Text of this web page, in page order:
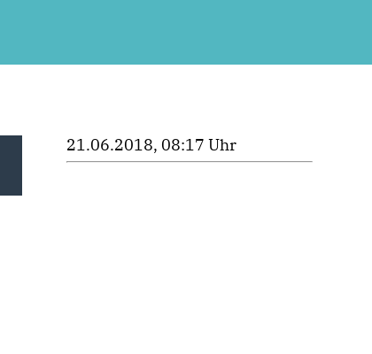
21.06.2018, 08:17 Uhr